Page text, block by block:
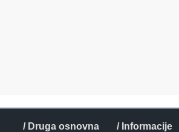
/ Druga osnovna
/ Informacije